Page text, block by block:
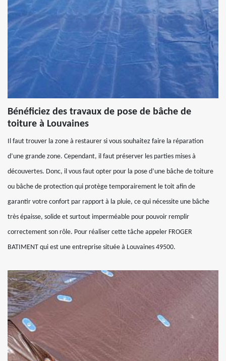
Bénéficiez des travaux de pose de bâche de
toiture à Louvaines
Il faut trouver la zone à restaurer si vous souhaitez faire la réparation
d’une grande zone. Cependant, il faut préserver les parties mises à
découvertes. Donc, il vous faut opter pour la pose d’une bâche de toiture
ou bâche de protection qui protège temporairement le toit afin de
garantir votre confort par rapport à la pluie, ce qui nécessite une bâche
très épaisse, solide et surtout imperméable pour pouvoir remplir
correctement son rôle. Pour réaliser cette tâche appeler FROGER
BATIMENT qui est une entreprise située à Louvaines 49500.